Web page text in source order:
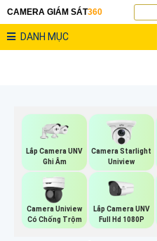
CAMERA GIÁM SÁT360
DANH MỤC
Lắp Camera UNV
Ghi Âm
Camera Starlight
Uniview
Camera Uniview
Có Chống Trộm
Lắp Camera UNV
Full Hd 1080P